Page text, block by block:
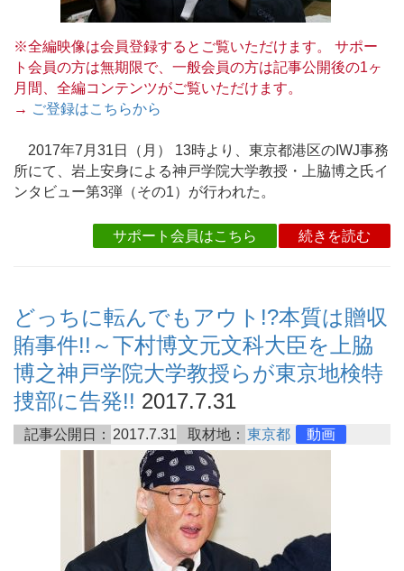
※全編映像は会員登録するとご覧いただけます。 サポー
ト会員の方は無期限で、一般会員の方は記事公開後の1ヶ
月間、全編コンテンツがご覧いただけます。
→ ご登録はこちらから
2017年7月31日（月） 13時より、東京都港区のIWJ事務
所にて、岩上安身による神戸学院大学教授・上脇博之氏イ
ンタビュー第3弾（その1）が行われた。
サポート会員はこちら 続きを読む
どっちに転んでもアウト!?本質は贈収
賄事件!!～下村博文元文科大臣を上脇
博之神戸学院大学教授らが東京地検特
捜部に告発!! 2017.7.31
記事公開日： 2017.7.31 取材地： 東京都 動画